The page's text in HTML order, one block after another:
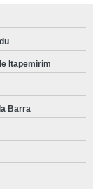
Itapemirim
Barra